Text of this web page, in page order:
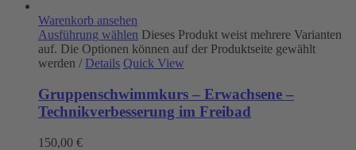
Warenkorb ansehen
Ausführung wählen Dieses Produkt weist mehrere Varianten
auf. Die Optionen können auf der Produktseite gewählt
werden / Details Quick View
Gruppenschwimmkurs – Erwachsene –
Technikverbesserung im Freibad
150,00 €